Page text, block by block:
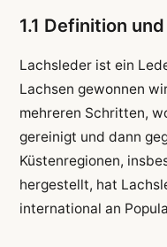
1.1 Definition
Lachsleder ist ein
Lachsen gewonnen
mehreren Schritten,
gereinigt und dann
Küstenregionen,
hergestellt, hat
international an